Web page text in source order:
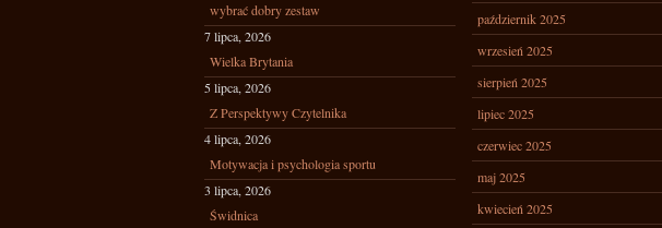
wybrać dobry zestaw
7 lipca, 2026
Wielka Brytania
5 lipca, 2026
Z Perspektywy Czytelnika
4 lipca, 2026
Motywacja i psychologia sportu
3 lipca, 2026
Świdnica
październik 2025
wrzesień 2025
sierpień 2025
lipiec 2025
czerwiec 2025
maj 2025
kwiecień 2025